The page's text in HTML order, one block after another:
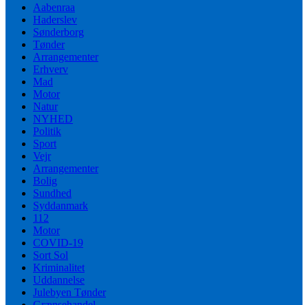
Aabenraa
Haderslev
Sønderborg
Tønder
Arrangementer
Erhverv
Mad
Motor
Natur
NYHED
Politik
Sport
Vejr
Arrangementer
Bolig
Sundhed
Syddanmark
112
Motor
COVID-19
Sort Sol
Kriminalitet
Uddannelse
Julebyen Tønder